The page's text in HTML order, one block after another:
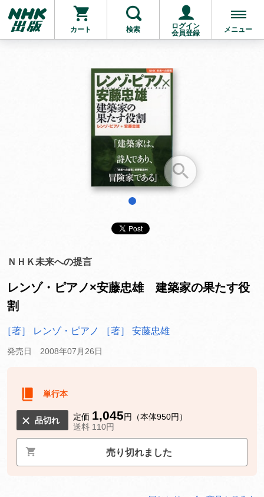
カート 検索
ログイン
会員登録
メニュー
お支払いに進む
他にも商品を買う
ＮＨＫ未来への提言
レンゾ・ピアノ×安藤忠雄 建築家の果たす役
割
［著］ レンゾ・ピアノ ［著］ 安藤忠雄
発売日 2008年07月26日
単行本
品切れ 定価 1,045円（本体950円）
送料 110円
売り切れました